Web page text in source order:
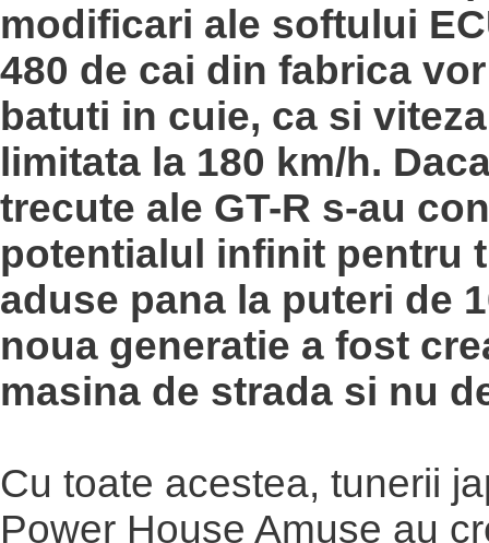
modificari ale softului
480 de cai din fabrica
batuti in cuie, ca si
limitata la 180 km/h.
trecute ale GT-R s-au
potentialul infinit pentru
aduse pana la puteri de
noua generatie a fost
masina de strada si nu
Cu toate acestea, tunerii
Power House Amuse au